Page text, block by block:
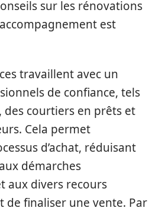
sur les rénovations
est
travaillent avec un
de confiance, tels
des courtiers en prêts et
Cela permet
d’achat, réduisant
démarches
aux divers recours
de finaliser une vente. Par